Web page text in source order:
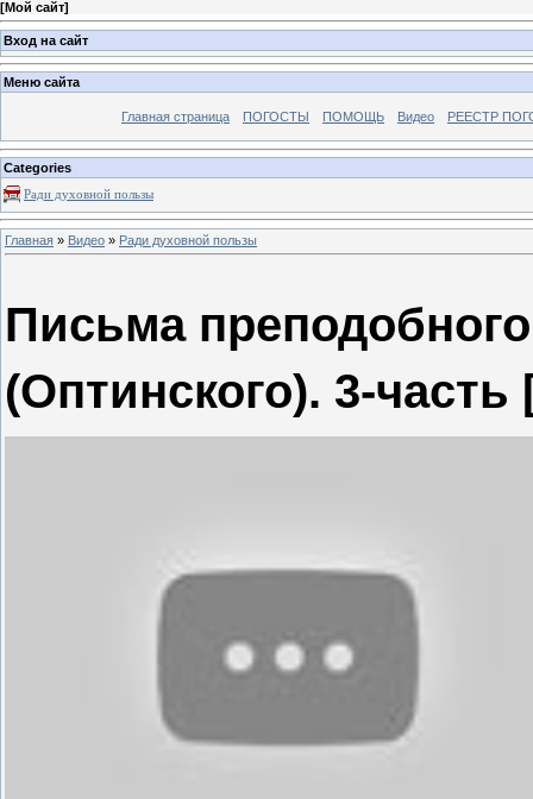
[Мой сайт]
Вход на сайт
Меню сайта
Главная страница ПОГОСТЫ ПОМОЩЬ Видео РЕЕСТР
Categories
Ради духовной пользы
Главная » Видео » Ради духовной пользы
Письма
(Оптинского). 3-